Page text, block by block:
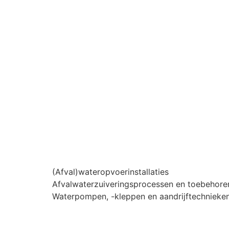
(Afval)wateropvoerinstallaties
Afvalwaterzuiveringsprocessen en
Waterpompen, -kleppen en